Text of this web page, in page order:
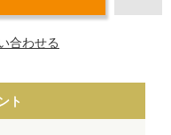
合わせる
ト